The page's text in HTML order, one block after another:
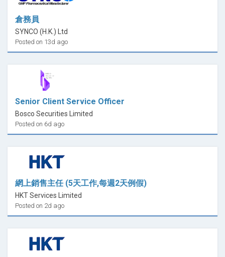
倉務員
SYNCO (H.K.) Ltd
Posted on 13d ago
Senior Client Service Officer
Bosco Securities Limited
Posted on 6d ago
網上銷售主任 (5天工作,每週2天例假)
HKT Services Limited
Posted on 2d ago